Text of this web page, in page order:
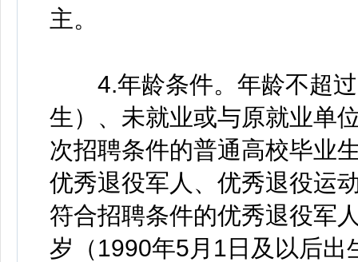
主。
4.年龄条件。年龄不超过
生）、未就业或与原就业单
次招聘条件的普通高校毕业
优秀退役军人、优秀退役运
符合招聘条件的优秀退役军
岁（1990年5月1日及以后出